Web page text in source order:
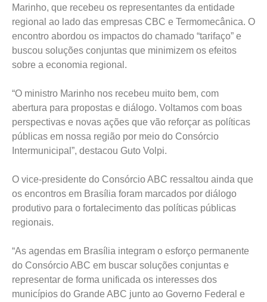
Marinho, que recebeu os representantes da entidade
regional ao lado das empresas CBC e Termomecânica. O
encontro abordou os impactos do chamado “tarifaço” e
buscou soluções conjuntas que minimizem os efeitos
sobre a economia regional.
“O ministro Marinho nos recebeu muito bem, com
abertura para propostas e diálogo. Voltamos com boas
perspectivas e novas ações que vão reforçar as políticas
públicas em nossa região por meio do Consórcio
Intermunicipal”, destacou Guto Volpi.
O vice-presidente do Consórcio ABC ressaltou ainda que
os encontros em Brasília foram marcados por diálogo
produtivo para o fortalecimento das políticas públicas
regionais.
“As agendas em Brasília integram o esforço permanente
do Consórcio ABC em buscar soluções conjuntas e
representar de forma unificada os interesses dos
municípios do Grande ABC junto ao Governo Federal e